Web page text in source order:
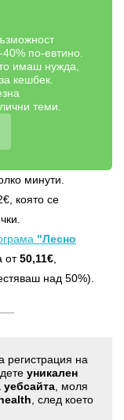
по-евтино.
имаш нужда,
кешбек.
теми.
минути.
която сe
"Лесно
от50,11€
над 50%).
регистрация на
уникален
уебсайта, моля
, след което